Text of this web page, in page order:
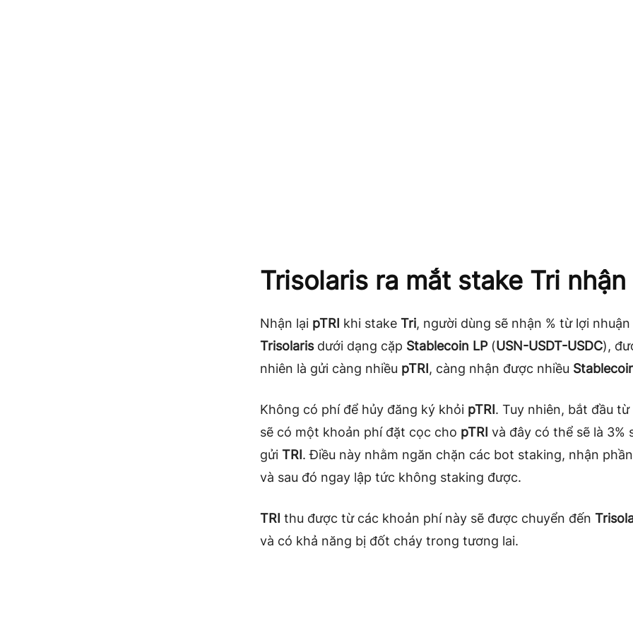
Trisolaris ra mắt stake Tri nhận
Nhận lại pTRI khi stake Tri, người dùng sẽ nhận % từ lợi nhuận
Trisolarisdưới dạng cặp Stablecoin LP(USN-USDT-USDC),
nhiên là gửi càng nhiều pTRI, càng nhận được nhiều
Không có phí để hủy đăng ký khỏi pTRI. Tuy nhiên, bắt đầu từ
sẽ có một khoản phí đặt cọc cho pTRI và đây có thể sẽ là 3%
gửi TRI. Điều này nhằm ngăn chặn các bot staking, nhận
và sau đó ngay lập tức không staking được.
TRI thu được từ các khoản phí này sẽ được chuyển đến
và có khả năng bị đốt cháy trong tương lai.